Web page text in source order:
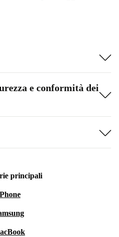
e conformità dei
principali